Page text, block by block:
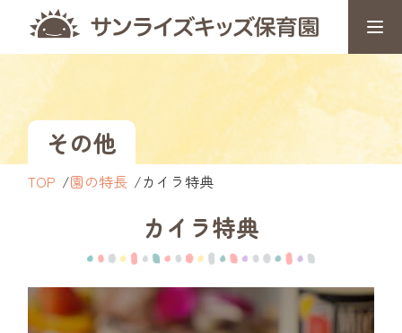
その他
TOP 園の特長 カイラ特典
カイラ特典